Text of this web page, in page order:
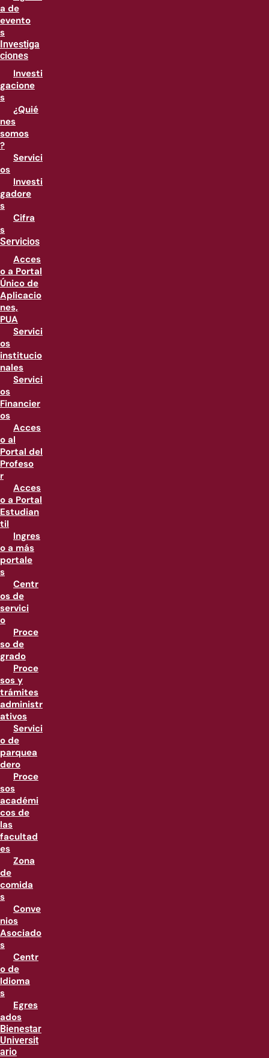
a de
evento
s
Investiga
ciones
Investi
gacione
s
¿Quié
nes
somos
?
Servici
os
Investi
gadore
s
Cifra
s
Servicios
Acces
o a Portal
Único de
Aplicacio
nes,
PUA
Servici
os
institucio
nales
Servici
os
Financier
os
Acces
o al
Portal del
Profeso
r
Acces
o a Portal
Estudian
til
Ingres
o a más
portale
s
Centr
os de
servici
o
Proce
so de
grado
Proce
sos y
trámites
administr
ativos
Servici
o de
parquea
dero
Proce
sos
académi
cos de
las
facultad
es
Zona
de
comida
s
Conve
nios
Asociado
s
Centr
o de
Idioma
s
Egres
ados
Bienestar
Universit
ario